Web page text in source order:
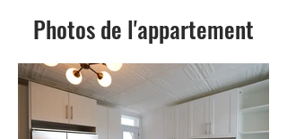
Photos de l'appartement